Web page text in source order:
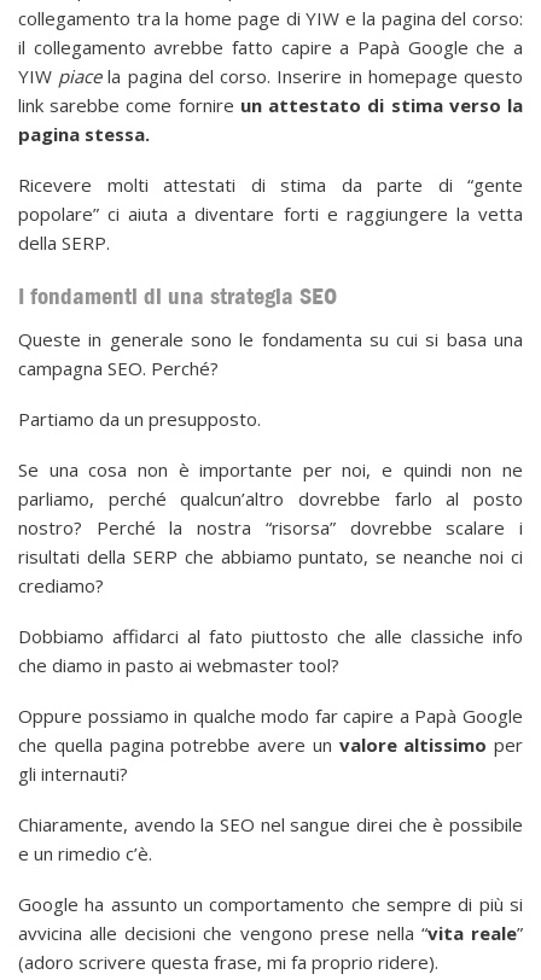
collegamento tra la home page di YIW e la pagina del corso:
il collegamento avrebbe fatto capire a Papà Google che a
YIW piacela pagina del corso. Inserire in homepage questo
link sarebbe come fornire un attestato di stima verso la
pagina stessa.
Ricevere molti attestati di stima da parte di “gente
popolare” ci aiuta a diventare forti e raggiungere la vetta
della SERP.
I fondamenti di una strategia SEO
Queste in generale sono le fondamenta su cui si basa una
campagna SEO. Perché?
Partiamo da un presupposto.
Se una cosa non è importante per noi, e quindi non ne
parliamo, perché qualcun’altro dovrebbe farlo al posto
nostro? Perché la nostra “risorsa” dovrebbe scalare i
risultati della SERP che abbiamo puntato, se neanche noi ci
crediamo?
Dobbiamo affidarci al fato piuttosto che alle classiche info
che diamo in pasto ai webmaster tool?
Oppure possiamo in qualche modo far capire a Papà Google
che quella pagina potrebbe avere un valore altissimo per
gli internauti?
Chiaramente, avendo la SEO nel sangue direi che è possibile
e un rimedio c’è.
Google ha assunto un comportamento che sempre di più si
avvicina alle decisioni che vengono prese nella “vita reale”
(adoro scrivere questa frase, mi fa proprio ridere).